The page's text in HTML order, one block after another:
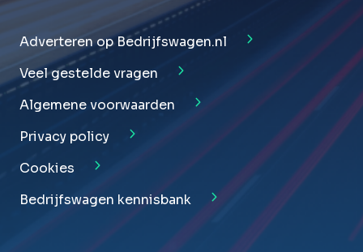
Adverteren op Bedrijfswagen.nl
Veel gestelde vragen
Algemene voorwaarden
Privacy policy
Cookies
Bedrijfswagen kennisbank